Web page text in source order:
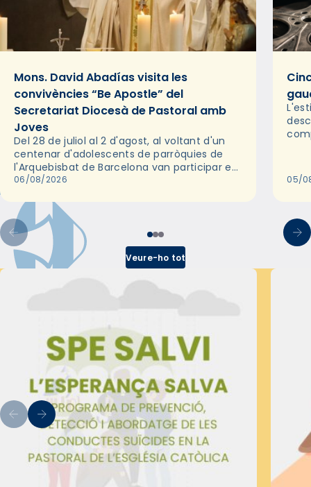
Mons. David Abadías visita les
convivències “Be Apostle” del
Secretariat Diocesà de Pastoral amb
Joves
Del 28 de juliol al 2 d'agost, al voltant d'un
centenar d'adolescents de parròquies de
l'Arquebisbat de Barcelona van participar en
les convivències Be Apostle, organitzades
06/08/2026 05/
Veure-ho tot